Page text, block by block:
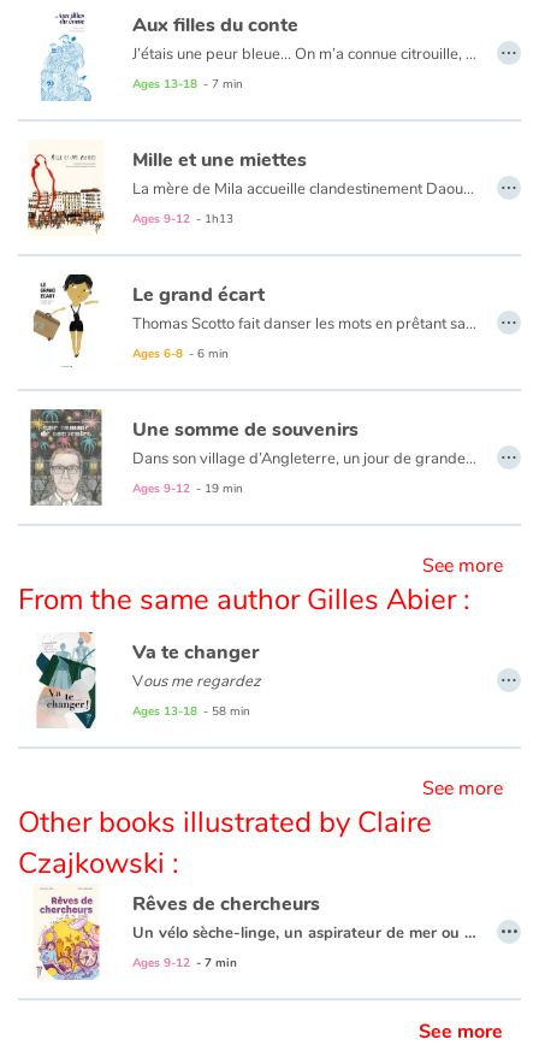
Aux filles du conte
J’étais une peur bleue... On m’a connue citrouille, au détour des jardins. J’étais ce que j’étais, on s’en est désolé. Par bonheur, les grands seigneurs ont, pour nous, de plus jolis desseins !... Alors je préfère la fuite… Parce qu’au bout du conte, tout au bout du conte, dans la vie en vrai, j’étais une peur bleue mais je serai l’horizon rouge.
Ages 13-18 - 7 min
…
Mille et une miettes
La mère de Mila accueille clandestinement Daoud, un mineur étranger isolé. Méfiante au départ, elle commence à s'intéresser au sort du jeune migrant de 16 ans et s'interroge sur les aventures qui l'ont amené jusqu'ici.
Ages 9-12 - 1h13
…
Le grand écart
Thomas Scotto fait danser les mots en prêtant sa voix à Anya, petite fille désorientée par son arrivée dans un nouveau pays dont elle ne connaît ni la langue ni les paysages. Et cet imaginaire enfantin, où les appartements deviennent un puzzle et les escaliers un tourbillon, valse avec les illustrations de Lucie Albon, toutes en douceur et inventivité.
Ages 6-8 - 6 min
…
Une somme de souvenirs
Dans son village d’Angleterre, un jour de grande braderie, M. Wilson décide de mettre en vente quelque chose de tout à fait particulier : alors que ses voisins étalent devant leur porte, le long de la rue, toutes sortes d’objets usagés dont ils tentent de se débarrasser, il expose sur sa table, lui, de vieux souvenirs qu’il a extraits de sa tête en les tirant de son oreille… Et ça marche !
Ages 9-12 - 19 min
…
See more
From the same author Gilles Abier :
Va te changer
Vous me regardez
comme si vous ne me reconnaissiez pas
Pourtant, je sais que vous êtes avec moi
Mais comment on va se parler maintenant ?
On sera quoi demain ?
Demain et tous les autres jours.
Ages 13-18 - 58 min
…
See more
Other books illustrated by Claire
Czajkowski :
Rêves de chercheurs
Un vélo sèche-linge, un aspirateur de mer ou un autocuiseur solaire ? De drôles de chercheurs construisent de surprenantes inventions pour protéger ou nettoyer la planète. Pris dans leurs recherches, ils en oublient tout le reste. Mais pour continuer à rêver, les habitants vont devoir se réveiller…
Ages 9-12 - 7 min
…
See more